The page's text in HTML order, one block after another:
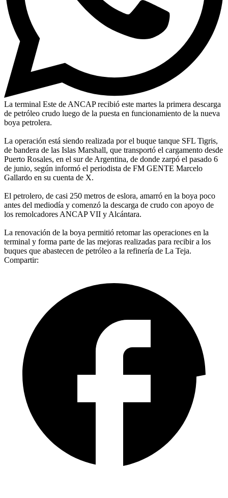
La terminal Este de ANCAP recibió este martes la primera descarga
de petróleo crudo luego de la puesta en funcionamiento de la nueva
boya petrolera.
La operación está siendo realizada por el buque tanque SFL Tigris,
de bandera de las Islas Marshall, que transportó el cargamento desde
Puerto Rosales, en el sur de Argentina, de donde zarpó el pasado 6
de junio, según informó el periodista de FM GENTE Marcelo
Gallardo en su cuenta de X.
El petrolero, de casi 250 metros de eslora, amarró en la boya poco
antes del mediodía y comenzó la descarga de crudo con apoyo de
los remolcadores ANCAP VII y Alcántara.
La renovación de la boya permitió retomar las operaciones en la
terminal y forma parte de las mejoras realizadas para recibir a los
buques que abastecen de petróleo a la refinería de La Teja.
Compartir: